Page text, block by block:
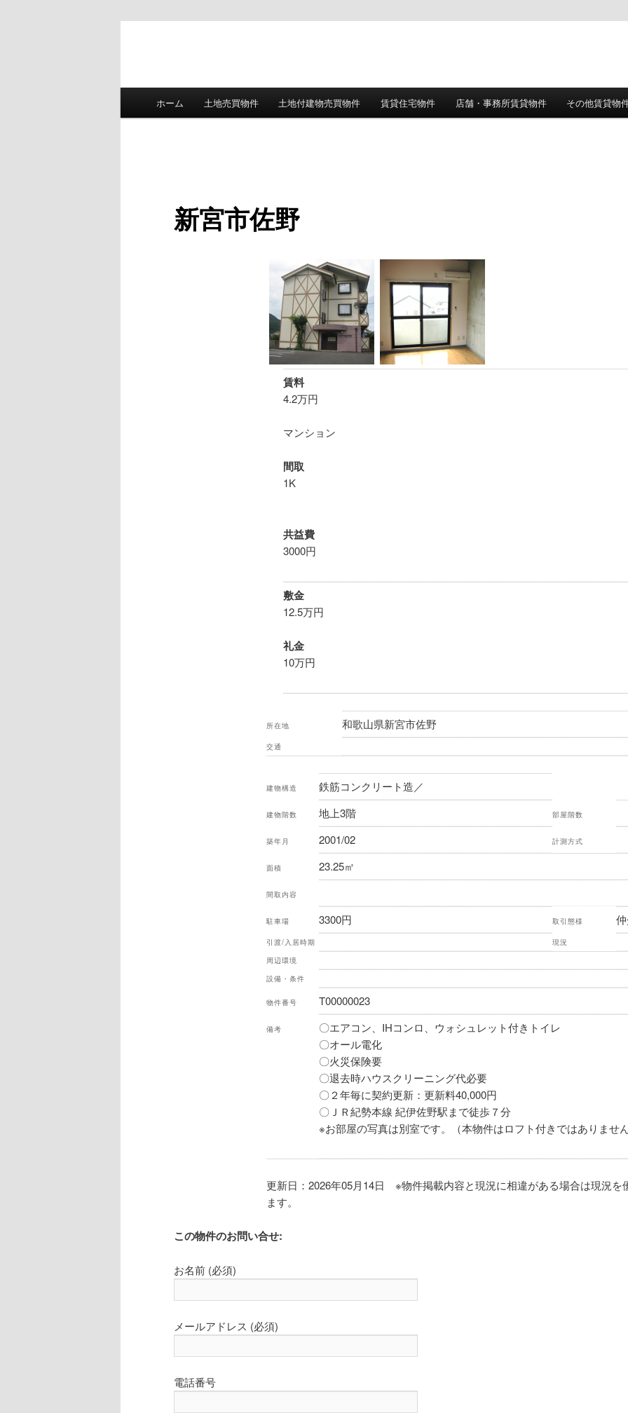
下地ハウジングHP
コ
ホーム 土地売買物件 土地付建物売買物件 賃貸住宅物件 店舗・事務所賃貸物件 その他賃貸物
新宮市佐野
賃料
4.2万円
マンション
間取
1K
共益費
3000円
敷金
12.5万円
礼金
10万円
所在地 和歌山県新宮市佐野
交通
建物構造 鉄筋コンクリート造／
建物階数 地上3階 部屋階数
築年月 2001/02 計測方式
面積 23.25㎡
間取内容
駐車場 3300円 取引態様
引渡/入居時期
現況
周辺環境
設備・条件
物件番号 T00000023
備考
〇エアコン、IHコンロ、ウォシュレット付きトイレ
〇オール電化
〇火災保険要
〇退去時ハウスクリーニング代必要
〇２年毎に契約更新：更新料40,000円
〇ＪＲ紀勢本線 紀伊佐野駅まで徒歩７分
※お部屋の写真は別室です。（本物件はロフト付きではありませ
更新日：2026年05月14日 ※物件掲載内容と現況に相違がある場合は現況を
ます。
この物件のお問い合せ:
お名前 (必須)
メールアドレス (必須)
電話番号